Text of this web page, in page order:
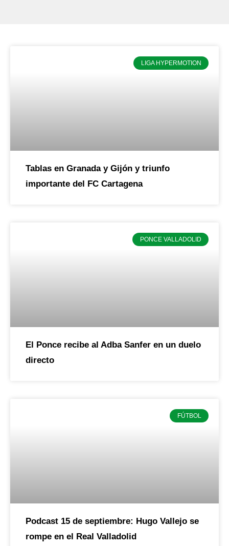
LIGA HYPERMOTION
Tablas en Granada y Gijón y triunfo
importante del FC Cartagena
PONCE VALLADOLID
El Ponce recibe al Adba Sanfer en un duelo
directo
FÚTBOL
Podcast 15 de septiembre: Hugo Vallejo se
rompe en el Real Valladolid